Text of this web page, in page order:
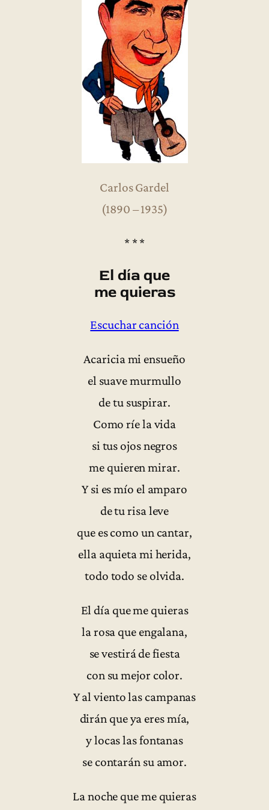
Carlos Gardel
(1890 – 1935)
* * *
El día que
me quieras
Escuchar canción
Acaricia mi ensueño
el suave murmullo
de tu suspirar.
Como ríe la vida
si tus ojos negros
me quieren mirar.
Y si es mío el amparo
de tu risa leve
que es como un cantar,
ella aquieta mi herida,
todo todo se olvida.
El día que me quieras
la rosa que engalana,
se vestirá de fiesta
con su mejor color.
Y al viento las campanas
dirán que ya eres mía,
y locas las fontanas
se contarán su amor.
La noche que me quieras